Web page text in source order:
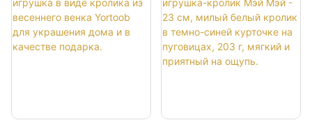
добавит нотку очарования
любому образу 🐰✨
Подарков.
Детей, Подарок, Украшение
Для Дома.